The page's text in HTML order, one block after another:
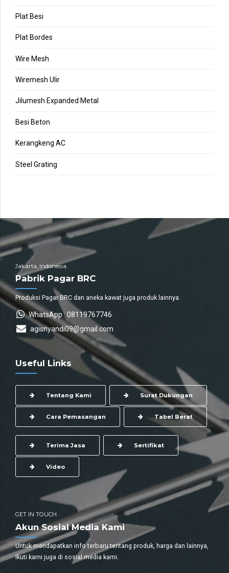
Plat Besi
Plat Bordes
Wire Mesh
Wiremesh Ulir
Jilumesh Expanded Metal
Besi Beton
Kerangkeng AC
Steel Grating
Jakarta, Indonesia.
Pabrik Pagar BRC
Produksi Pagar BRC dan aneka kawat juga produk lainnya.
WhatsApp : 08119767746
agisriyandi09@gmail.com
Useful Links
Tentang Kami Surat Dukungan
Cara Pemasangan Tabel Berat
Terima Jasa Sertifikat
Video
GET IN TOUCH
Akun Sosial Media Kami
Untuk mendapatkan info terbaru tentang produk, harga dan lainnya,
Ikuti kami juga di sosial media kami.